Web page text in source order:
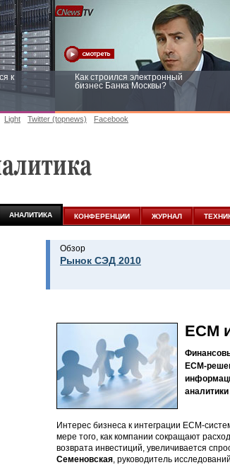
к
Как строился электронный
бизнес Банка Москвы?
Light Twitter (topnews) Facebook
АНАЛИТИКА КОНФЕРЕНЦИИ ЖУРНАЛ
Обзор
Рынок СЭД 2010
ECM
ECM-
Интерес бизнеса к интеграции ECM-
мере того, как компании сокращают
возврата инвестиций, увеличивается
Семеновская, руководитель